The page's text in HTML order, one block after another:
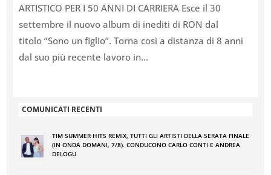
ARTISTICO PER I 50 ANNI DI CARRIERA Esce il 30
settembre il nuovo album di inediti di RON dal
titolo “Sono un figlio”. Torna così a distanza di 8 anni
dal suo più recente lavoro in...
COMUNICATI RECENTI
TIM SUMMER HITS REMIX, TUTTI GLI ARTISTI DELLA SERATA FINALE
(IN ONDA DOMANI, 7/8). CONDUCONO CARLO CONTI E ANDREA
DELOGU